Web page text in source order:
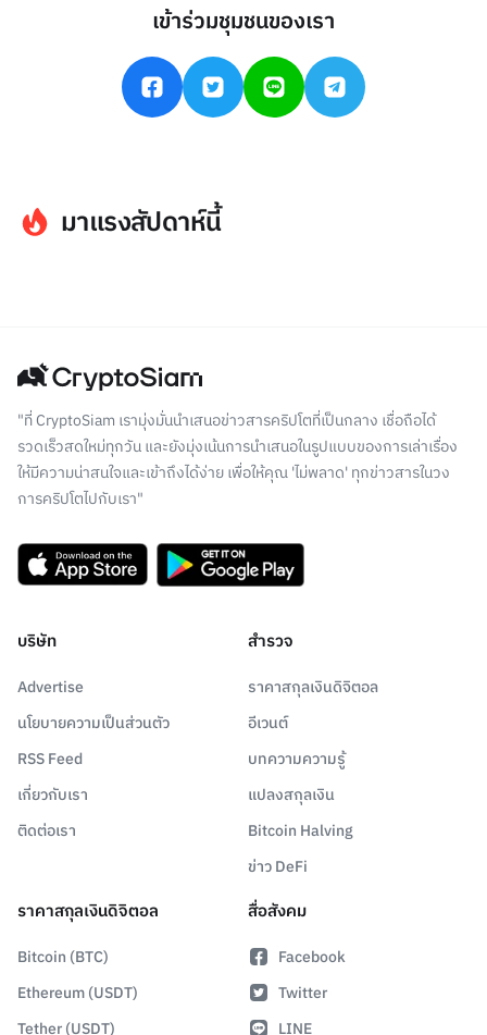
เข้าร่วมชุมชนของเรา
มาแรงสัปดาห์นี้
"ที่ CryptoSiam เรามุ่งมั่นนำเสนอข่าวสารคริปโตที่เป็นกลาง เชื่อถือได้
รวดเร็วสดใหม่ทุกวัน และยังมุ่งเน้นการนำเสนอในรูปแบบของการเล่าเรื่อง
ให้มีความน่าสนใจและเข้าถึงได้ง่าย เพื่อให้คุณ 'ไม่พลาด' ทุกข่าวสารในวง
การคริปโตไปกับเรา"
บริษัท
Advertise
นโยบายความเป็นส่วนตัว
RSS Feed
เกี่ยวกับเรา
ติดต่อเรา
สำรวจ
ราคาสกุลเงินดิจิตอล
อีเวนต์
บทความความรู้
แปลงสกุลเงิน
Bitcoin Halving
ข่าว DeFi
ราคาสกุลเงินดิจิตอล
Bitcoin (BTC)
Ethereum (USDT)
Tether (USDT)
สื่อสังคม
Facebook
Twitter
LINE